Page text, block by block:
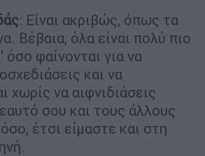
: Είναι ακριβώς, όπως τα
Βέβαια, όλα είναι πολύ πιο
φαίνονται για να
και να
χωρίς να αιφνιδιάσεις
σου και τους άλλους
έτσι είμαστε και στη